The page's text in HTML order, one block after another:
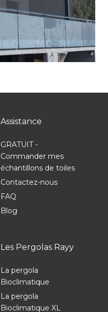
Assistance
GRATUIT -
Commander mes
échantillons de toiles
Contactez-nous
FAQ
Blog
Les Pergolas Rayy
La pergola
Bioclimatique
La pergola
Bioclimatique XL